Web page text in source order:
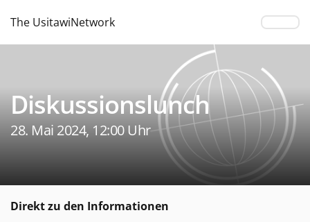
The UsitawiNetwork
Diskussionslunch
28. Mai 2024, 12:00 Uhr
Direkt zu den Informationen